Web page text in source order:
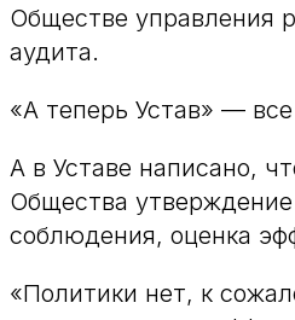
Обществе управления
аудита.
«А теперь Устав» —
А в Уставе написано,
Общества
соблюдения, оценка
«Политики нет, к